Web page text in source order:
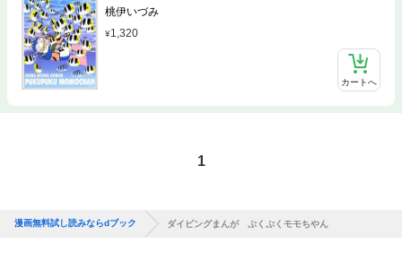
桃伊いづみ
1,320
カートへ
1
漫画無料試し読みならdブック ダイビングまんが ぷくぷくモモちやん